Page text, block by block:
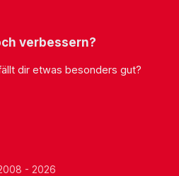
verbessern?
dir etwas besonders gut?
- 2026